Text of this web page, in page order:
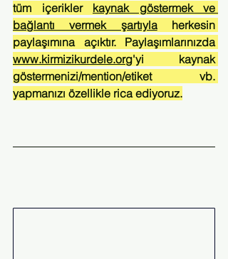
tüm içerikler kaynak göstermek ve
bağlantı vermek şartıyla herkesin
paylaşımına açıktır. Paylaşımlarınızda
www.kirmizikurdele.org'yi kaynak
göstermenizi/mention/etiket vb.
yapmanızı özellikle rica ediyoruz.